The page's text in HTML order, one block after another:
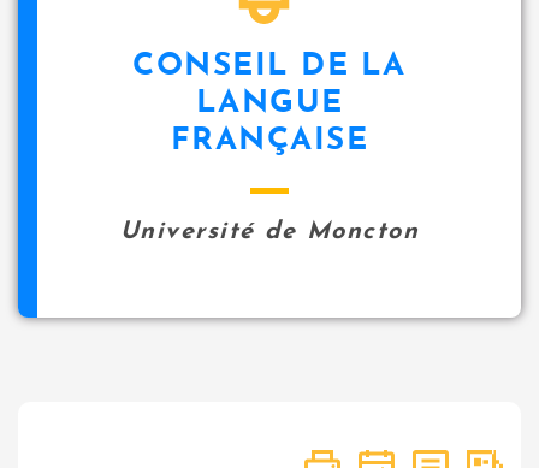
CONSEIL DE LA
LANGUE
FRANÇAISE
Université de Moncton